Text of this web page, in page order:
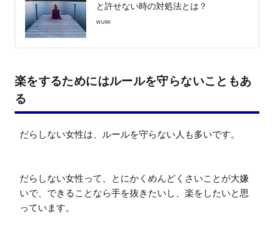
と許せない時の対処法とは？
WURK
楽をするためにはルールを守らないこともあ
る
だらしない女性は、ルールを守らない人も多いです。
だらしない女性って、とにかくめんどくさいことが大嫌
いで、できることなら手を抜きたいし、楽をしたいと思
っています。